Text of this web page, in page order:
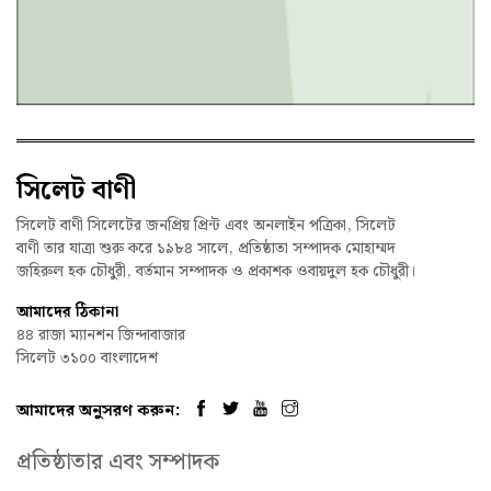
সিলেট বাণী
সিলেট বাণী সিলেটের জনপ্রিয় প্রিন্ট এবং অনলাইন পত্রিকা, সিলেট
বাণী তার যাত্রা শুরু করে ১৯৮৪ সালে, প্রতিষ্ঠাতা সম্পাদক মোহাম্মদ
জহিরুল হক চৌধুরী, বর্তমান সম্পাদক ও প্রকাশক ওবায়দুল হক চৌধুরী।
আমাদের ঠিকানা
৪৪ রাজা ম্যানশন জিন্দাবাজার
সিলেট ৩১০০ বাংলাদেশ
আমাদের অনুসরণ করুন:
প্রতিষ্ঠাতার এবং সম্পাদক